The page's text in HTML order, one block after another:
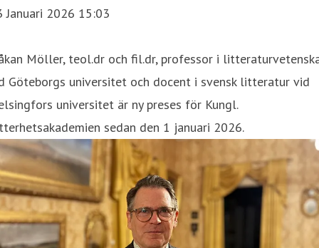
Januari 2026 15:03
Möller, teol.dr och fil.dr, professor i
Göteborgs universitet och docent i svensk litteratur vid
universitet är ny preses för Kungl.
sedan den 1 januari 2026.